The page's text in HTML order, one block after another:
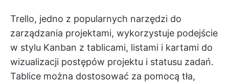
Trello, jedno z popularnych narzędzi do
zarządzania projektami, wykorzystuje podejście
w stylu Kanban z tablicami, listami i kartami do
wizualizacji postępów projektu i statusu zadań.
Tablice można dostosować za pomocą tła,